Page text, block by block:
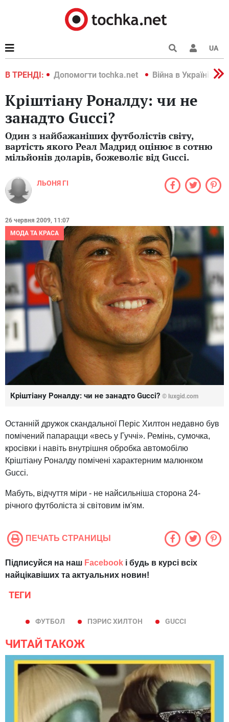
UA
В ТРЕНДІ:
2022 Допомогти tochka.net Війна в Україні 2022
Кріштіану Роналду: чи не
занадто Gucci?
Один з найбажаніших футболістів світу,
вартість якого Реал Мадрид оцінює в сотню
мільйонів доларів, божеволіє від Gucci.
ЛЬОНЯ ГІ
26 червня 2009, 11:07
МОДА ТА КРАСА
Кріштіану Роналду: чи не занадто Gucci? © luxgid.com
Останній дружок скандальної Періс Хилтон недавно був
помічений папарацци «весь у Гуччі». Ремінь, сумочка,
кросівки і навіть внутрішня обробка автомобілю
Кріштіану Роналду помічені характерним малюнком
Gucci.
Мабуть, відчуття міри - не найсильніша сторона 24-
річного футболіста зі світовим ім'ям.
ПЕЧАТЬ СТРАНИЦЫ
Підписуйся на наш Facebook і будь в курсі всіх
найцікавіших та актуальних новин!
ТЕГИ
ФУТБОЛ ПЭРИС ХИЛТОН GUCCI
ЧИТАЙ ТАКОЖ